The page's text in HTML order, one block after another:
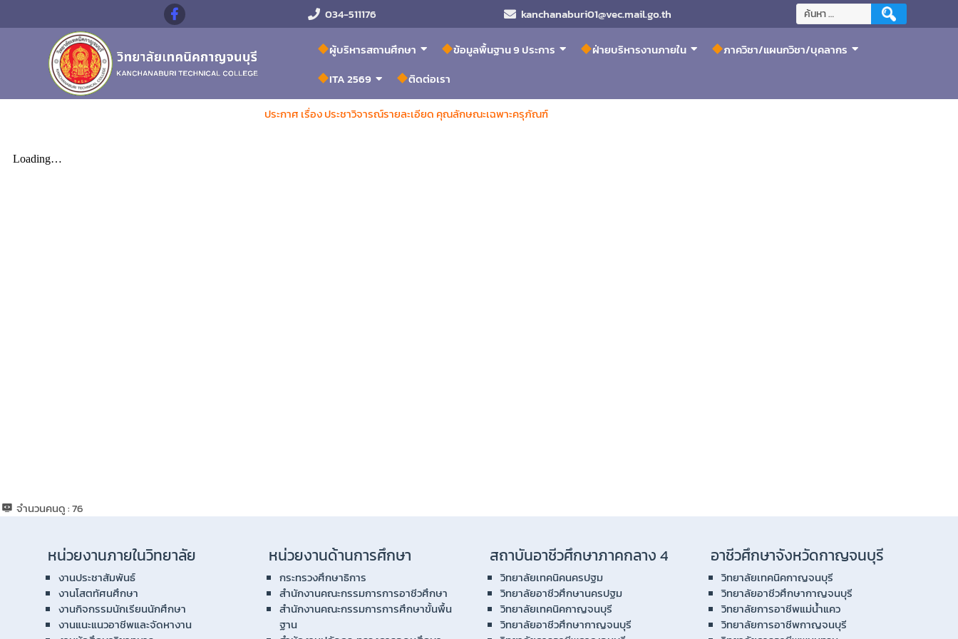
034-511176 kanchanaburi01@vec.mail.go.th
ผู้บริหารสถานศึกษา ข้อมูลพื้นฐาน 9 ประการ ฝ่ายบริหารงานภายใน
ภาควิชา/แผนกวิชา/บุคลากร
ITA 2569
ติดต่อเรา
ประกาศ เรื่อง ประชาวิจารณ์รายละเอียด คุณลักษณะเฉพาะครุภัณฑ์
จำนวนคนดู :76
หน่วยงานภายในวิทยาลัย
งานประชาสัมพันธ์
งานโสตทัศนศึกษา
งานกิจกรรมนักเรียนนักศึกษา
งานแนะแนวอาชีพและจัดหางาน
หน่วยงานด้านการศึกษา
กระทรวงศึกษาธิการ
สำนักงานคณะกรรมการการอาชีวศึกษา
สำนักงานคณะกรรมการการศึกษาขั้นพื้น
ฐาน
สถาบันอาชีวศึกษาภาคกลาง 4
วิทยาลัยเทคนิคนครปฐม
วิทยาลัยอาชีวศึกษานครปฐม
วิทยาลัยเทคนิคกาญจนบุรี
วิทยาลัยอาชีวศึกษากาญจนบุรี
อาชีวศึกษาจังหวัดกาญจนบุรี
วิทยาลัยเทคนิคกาญจนบุรี
วิทยาลัยอาชีวศึกษากาญจนบุรี
วิทยาลัยการอาชีพแม่น้ำแคว
วิทยาลัยการอาชีพกาญจนบุรี